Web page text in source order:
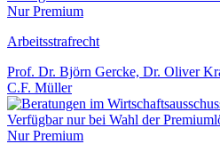
Nur Premium
Arbeitsstrafrecht
Prof. Dr. Björn Gercke, Dr. Oliver
C.F. Müller
Verfügbar nur bei Wahl der
Nur Premium